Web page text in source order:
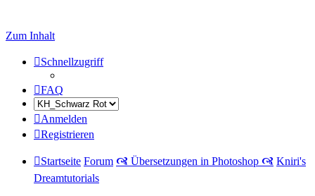
Zum Inhalt
Schnellzugriff
FAQ
Anmelden
Registrieren
Startseite Forum 🙧 Übersetzungen in Photoshop 🙧 Kniri's
Dreamtutorials